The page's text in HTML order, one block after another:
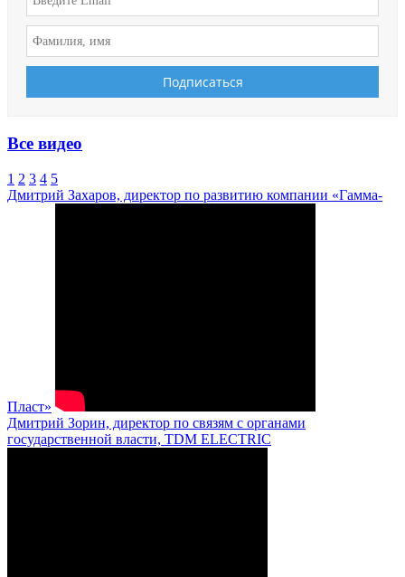
Все видео
1 2 3 4 5
Дмитрий Захаров, директор по развитию компании «Гамма-
Пласт»
Дмитрий Зорин, директор по связям с органами
государственной власти, TDM ELECTRIC